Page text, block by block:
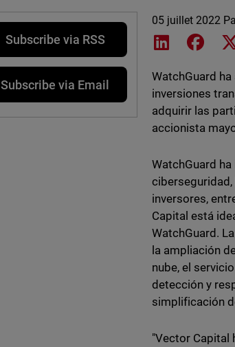
Subscribe via RSS
Subscribe via Email
05 juillet 2022
Share on
WatchGuard
inversiones
adquirir las
accionista
WatchGuard
inversores,
Capital está
WatchGuard.
la ampliación
nube, el
detección y
simplificación
"Vector Capital